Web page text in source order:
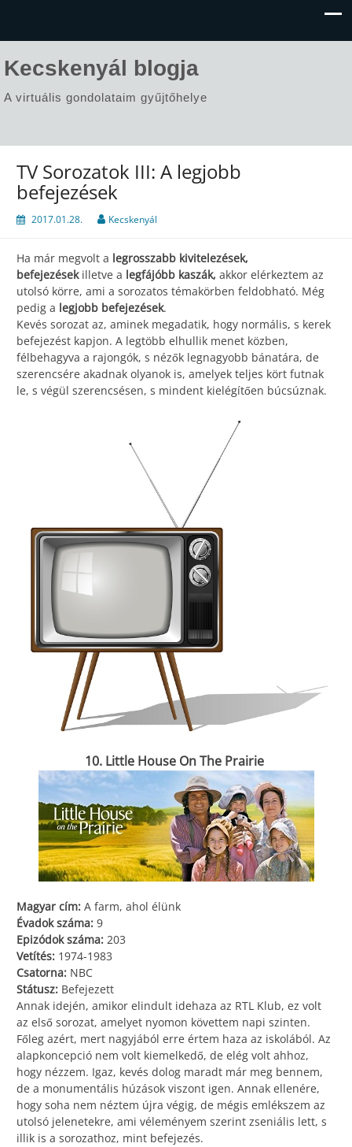
Kecskenyál blogja
A virtuális gondolataim gyűjtőhelye
TV Sorozatok III: A legjobb
befejezések
2017.01.28. Kecskenyál
Ha már megvolt a legrosszabb kivitelezések,
befejezések illetve a legfájóbb kaszák, akkor elérkeztem az
utolsó körre, ami a sorozatos témakörben feldobható. Még
pedig a legjobb befejezések.
Kevés sorozat az, aminek megadatik, hogy normális, s kerek
befejezést kapjon. A legtöbb elhullik menet közben,
félbehagyva a rajongók, s nézők legnagyobb bánatára, de
szerencsére akadnak olyanok is, amelyek teljes kört futnak
le, s végül szerencsésen, s mindent kielégítően búcsúznak.
10. Little House On The Prairie
Magyar cím: A farm, ahol élünk
Évadok száma: 9
Epizódok száma: 203
Vetítés: 1974-1983
Csatorna: NBC
Státusz: Befejezett
Annak idején, amikor elindult idehaza az RTL Klub, ez volt
az első sorozat, amelyet nyomon követtem napi szinten.
Főleg azért, mert nagyjából erre értem haza az iskolából. Az
alapkoncepció nem volt kiemelkedő, de elég volt ahhoz,
hogy nézzem. Igaz, kevés dolog maradt már meg bennem,
de a monumentális húzások viszont igen. Annak ellenére,
hogy soha nem néztem újra végig, de mégis emlékszem az
utolsó jelenetekre, ami véleményem szerint zseniális lett, s
illik is a sorozathoz, mint befejezés.